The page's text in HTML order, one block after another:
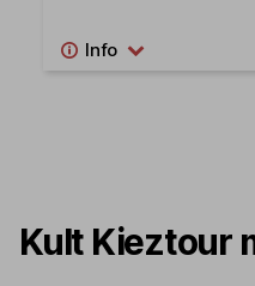
Kult Kieztour